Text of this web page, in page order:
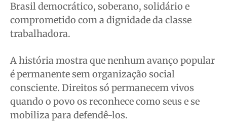
Brasil democrático, soberano, solidário e
comprometido com a dignidade da classe
trabalhadora.
A história mostra que nenhum avanço popular
é permanente sem organização social
consciente. Direitos só permanecem vivos
quando o povo os reconhece como seus e se
mobiliza para defendê-los.